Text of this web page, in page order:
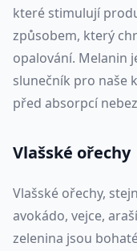
které stimulují
způsobem, který
opalování. Melanin
slunečník pro naše
před absorpcí
Vlašské ořechy
Vlašské ořechy,
avokádo, vejce,
zelenina jsou